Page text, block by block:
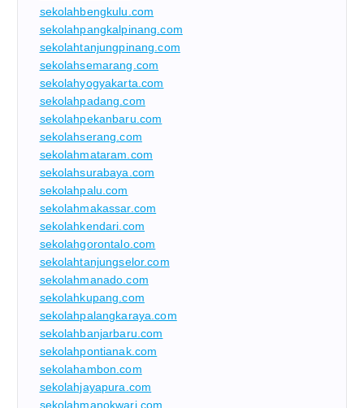
sekolahbengkulu.com
sekolahpangkalpinang.com
sekolahtanjungpinang.com
sekolahsemarang.com
sekolahyogyakarta.com
sekolahpadang.com
sekolahpekanbaru.com
sekolahserang.com
sekolahmataram.com
sekolahsurabaya.com
sekolahpalu.com
sekolahmakassar.com
sekolahkendari.com
sekolahgorontalo.com
sekolahtanjungselor.com
sekolahmanado.com
sekolahkupang.com
sekolahpalangkaraya.com
sekolahbanjarbaru.com
sekolahpontianak.com
sekolahambon.com
sekolahjayapura.com
sekolahmanokwari.com